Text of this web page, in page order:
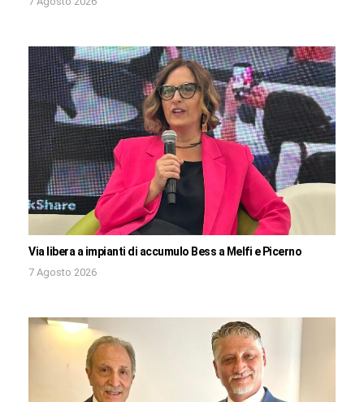
Via libera a impianti di accumulo Bess a Melfi e Picerno
7 Agosto 2026